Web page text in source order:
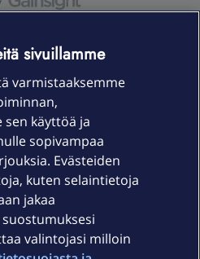
sivuillamme
varmistaaksemme
sen käyttöä ja
sopivampaa
Evästeiden
kuten selaintietoja
jakaa
valintojasi milloin